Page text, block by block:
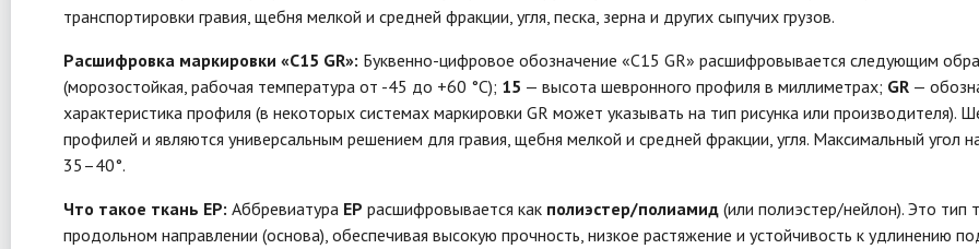
транспортировки гравия, щебня мелкой и средней фракции, угля, песка, зерна и других сыпучих грузов.
Расшифровка маркировки «С15 GR»: Буквенно-цифровое обозначение «С15 GR» расшифровывается следующим
(морозостойкая, рабочая температура от -45 до +60 °C); 15 — высота шевронного профиля в миллиметрах; GR —
характеристика профиля (в некоторых системах маркировки GR может указывать на тип рисунка или
профилей и являются универсальным решением для гравия, щебня мелкой и средней фракции, угля. Максимальный угол
35–40°.
Что такое ткань EP: Аббревиатура EP расшифровывается как полиэстер/полиамид (или полиэстер/нейлон). Это тип
продольном направлении (основа), обеспечивая высокую прочность, низкое растяжение и устойчивость к удлинению